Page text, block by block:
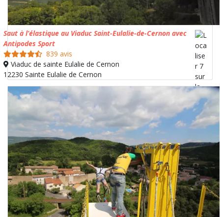
Saut à l’élastique au Viaduc Saint-Eulalie-de-Cernon avec
Antipodes Sport
839 avis
Viaduc de sainte Eulalie de Cernon
12230 Sainte Eulalie de Cernon